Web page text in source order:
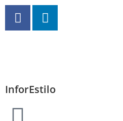
InforEstilo